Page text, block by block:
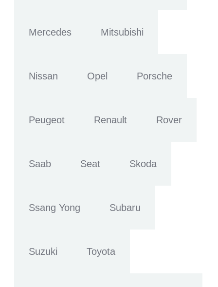
Mercedes Mitsubishi
Nissan Opel Porsche
Peugeot Renault Rover
Saab Seat Skoda
Ssang Yong Subaru
Suzuki Toyota